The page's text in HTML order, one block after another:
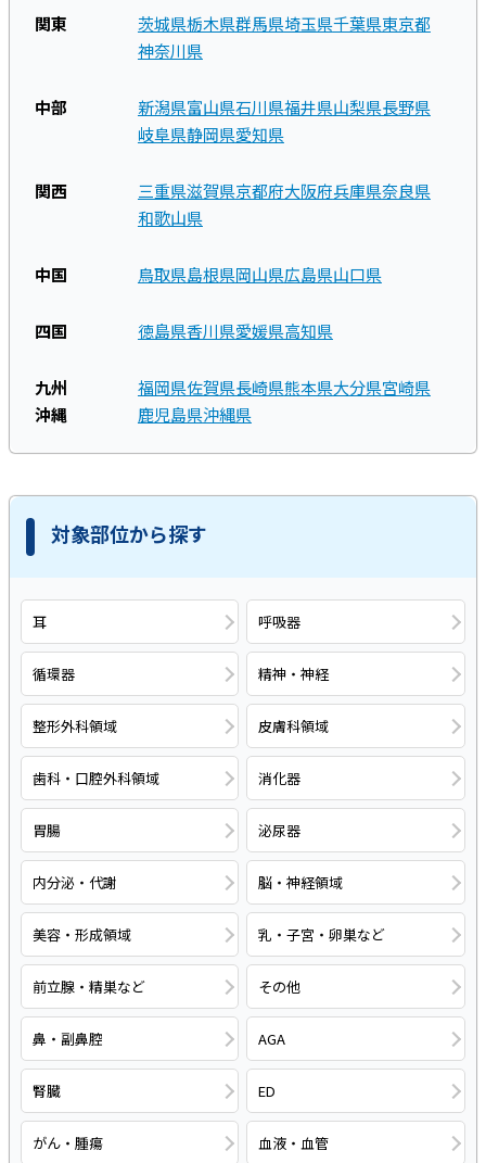
関東 茨城県栃木県群馬県埼玉県千葉県東京都
神奈川県
中部 新潟県富山県石川県福井県山梨県長野県
岐阜県静岡県愛知県
関西 三重県滋賀県京都府大阪府兵庫県奈良県
和歌山県
中国 鳥取県島根県岡山県広島県山口県
四国 徳島県香川県愛媛県高知県
九州
沖縄
福岡県佐賀県長崎県熊本県大分県宮崎県
鹿児島県沖縄県
対象部位から探す
耳 呼吸器
循環器 精神・神経
整形外科領域 皮膚科領域
歯科・口腔外科領域 消化器
胃腸 泌尿器
内分泌・代謝 脳・神経領域
美容・形成領域 乳・子宮・卵巣など
前立腺・精巣など その他
鼻・副鼻腔 AGA
腎臓 ED
がん・腫瘍 血液・血管